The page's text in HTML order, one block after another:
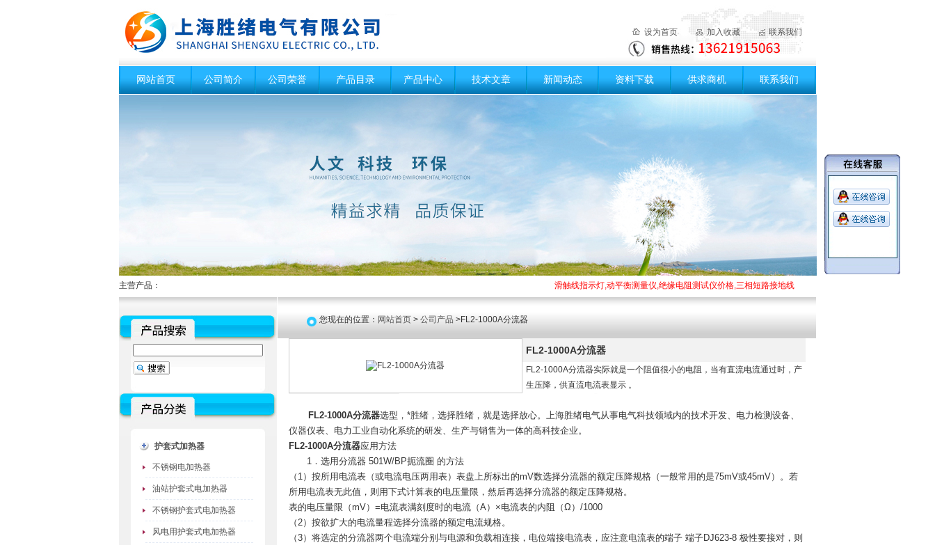
设为首页 加入收藏 联系我们
网站首页 公司简介 公司荣誉 产品目录 产品中心 技术文章 新闻动态 资料下载 供求商机 联系我们
主营产品： 滑触线指示灯,动平衡测量仪,绝缘电阻测试仪价格,三相短路接地线
护套式加热器
不锈钢电加热器
油站护套式电加热器
不锈钢护套式电加热器
风电用护套式电加热器
您现在的位置： 网站首页 > 公司产品 >FL2-1000A分流器
FL2-1000A分流器
FL2-1000A分流器实际就是一个阻值很小的电阻，当有直流电流通过时，产
生压降，供直流电流表显示 。
FL2-1000A分流器选型，*胜绪，选择胜绪，就是选择放心。上海胜绪电气从事电气科技领域内的技术开发、电力检测设备、
仪器仪表、电力工业自动化系统的研发、生产与销售为一体的高科技企业。
FL2-1000A分流器应用方法
1．选用分流器 501W/BP扼流圈 的方法
（1）按所用电流表（或电流电压两用表）表盘上所标出的mV数选择分流器的额定压降规格（一般常用的是75mV或45mV）。若
所用电流表无此值，则用下式计算表的电压量限，然后再选择分流器的额定压降规格。
表的电压量限（mV）=电流表满刻度时的电流（A）×电流表的内阻（Ω）/1000
（2）按欲扩大的电流量程选择分流器的额定电流规格。
（3）将选定的分流器两个电流端分别与电源和负载相连接，电位端接电流表，应注意电流表的端子 端子DJ623-8 极性要接对，则